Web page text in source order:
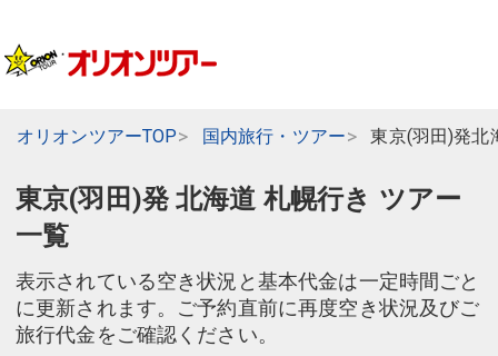
オリオンツアーTOP 国内旅行・ツアー 東京(羽田)発北
東京(羽田)発 北海道 札幌行き ツアー
一覧
表示されている空き状況と基本代金は一定時間ごと
に更新されます。ご予約直前に再度空き状況及びご
旅行代金をご確認ください。